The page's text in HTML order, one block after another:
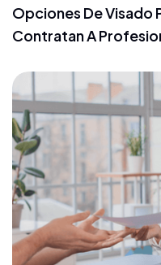
Opciones De Visado
Contratan A